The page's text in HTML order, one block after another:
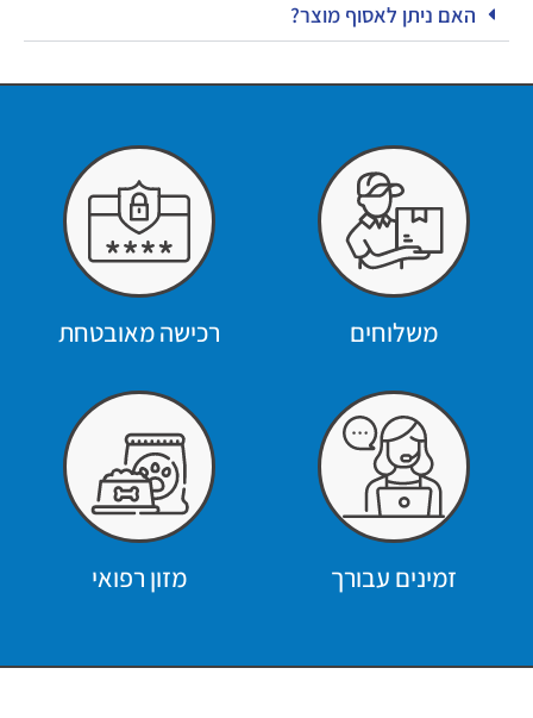
האם ניתן לאסוף מוצר?
משלוחים רכישה מאובטחת
זמינים עבורך מזון רפואי